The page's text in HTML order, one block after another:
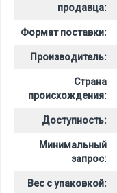
продавца:
Формат поставки:
Производитель:
Страна
происхождения:
Доступность:
Минимальный
запрос:
Вес с упаковкой: